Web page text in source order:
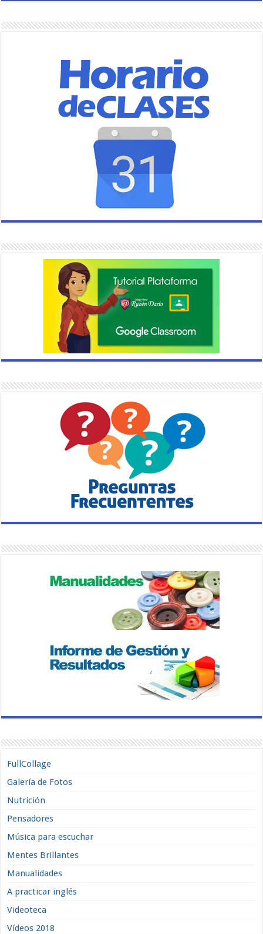
FullCollage
Galería de Fotos
Nutrición
Pensadores
Música para escuchar
Mentes Brillantes
Manualidades
A practicar inglés
Videoteca
Vídeos 2018